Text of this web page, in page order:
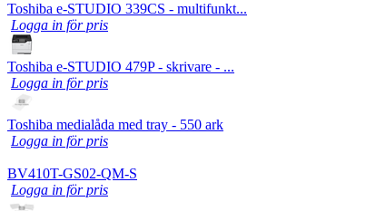
Toshiba e-STUDIO 339CS - multifunkt...
Logga in för pris
Toshiba e-STUDIO 479P - skrivare - ...
Logga in för pris
Toshiba medialåda med tray - 550 ark
Logga in för pris
BV410T-GS02-QM-S
Logga in för pris